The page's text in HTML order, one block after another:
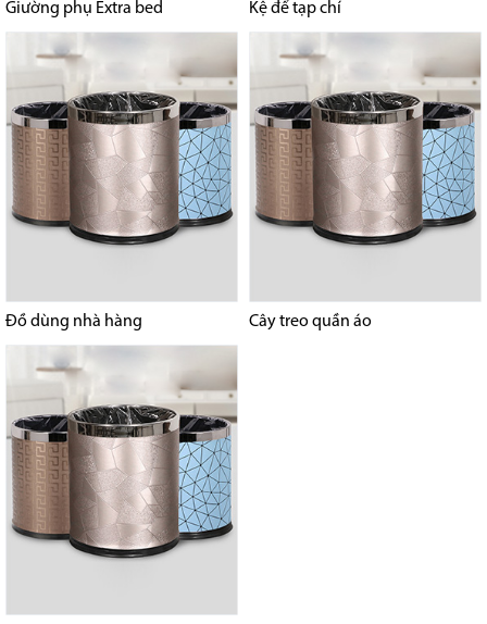
Giường phụ Extra bed Kệ để tạp chí
Đồ dùng nhà hàng Cây treo quần áo